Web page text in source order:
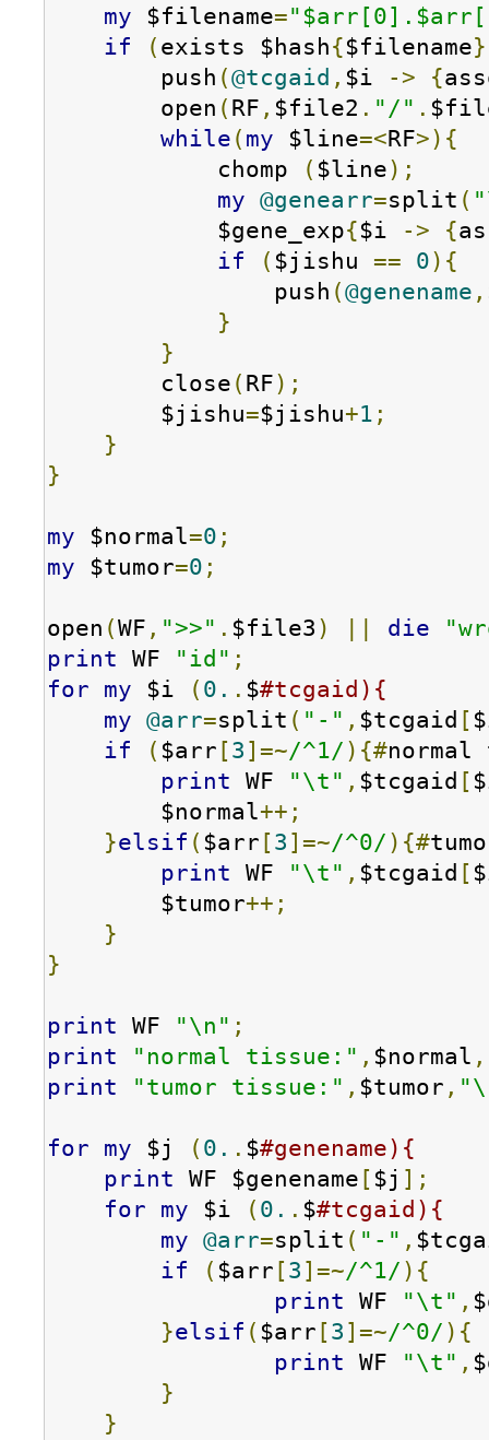
my $filename=
if
( exists $hash{$filename
        push
(@tcgaid , $i -> {
        open
( RF , $file2 . "/" .
while ( my $line=<RF>){
            chomp
( $line);
my @genearr=split (
            $gene_exp
{$i -> {
if
( $jishu == 0){
                push
(@genename ,
}
}
        close
( RF);
        $jishu
=$jishu+1 ;
}
}
my $normal=0 ;
my $tumor=0 ;
open (WF , ">>" . $file3 ) die
print WF "id" ;
for
my $i ( 0. . $#tcgaid){
my @arr=split ( "-" , $tcgaid [
if
( $arr [3 ]=~/^1/ ){#
print WF "\t" , $tcgaid [
        $normal
++;
}elsif ( $arr [3 ]=~/^0/ ){#
print WF "\t" , $tcgaid [
        $tumor
++;
}
}
print WF "\n" ;
print
"normal tissue:" , $normal ,
print
"tumor tissue:" , $tumor ,
for my $j ( 0. . $#genename){
print WF $genename [ $j ];
for
my $i ( 0. . $#tcgaid){
my @arr=split ( "-" ,
if
( $arr [3 ]=~/^1/ ){
print WF "\t" ,
}elsif ( $arr [3 ]=~/^0/ ){
print WF "\t" ,
}
}